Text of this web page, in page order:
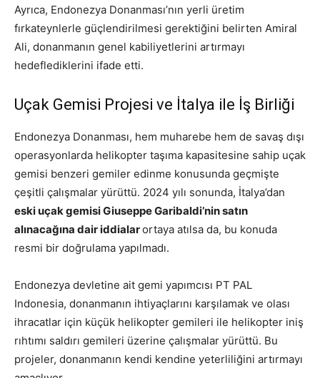
Ayrıca, Endonezya Donanması’nın yerli üretim
fırkateynlerle güçlendirilmesi gerektiğini belirten Amiral
Ali, donanmanın genel kabiliyetlerini artırmayı
hedeflediklerini ifade etti.
Uçak Gemisi Projesi ve İtalya ile İş Birliği
Endonezya Donanması, hem muharebe hem de savaş dışı
operasyonlarda helikopter taşıma kapasitesine sahip uçak
gemisi benzeri gemiler edinme konusunda geçmişte
çeşitli çalışmalar yürüttü. 2024 yılı sonunda, İtalya’dan
eski uçak gemisi Giuseppe Garibaldi’nin satın
alınacağına dair iddialarortaya atılsa da, bu konuda
resmi bir doğrulama yapılmadı.
Endonezya devletine ait gemi yapımcısı PT PAL
Indonesia, donanmanın ihtiyaçlarını karşılamak ve olası
ihracatlar için küçük helikopter gemileri ile helikopter iniş
rıhtımı saldırı gemileri üzerine çalışmalar yürüttü. Bu
projeler, donanmanın kendi kendine yeterliliğini artırmayı